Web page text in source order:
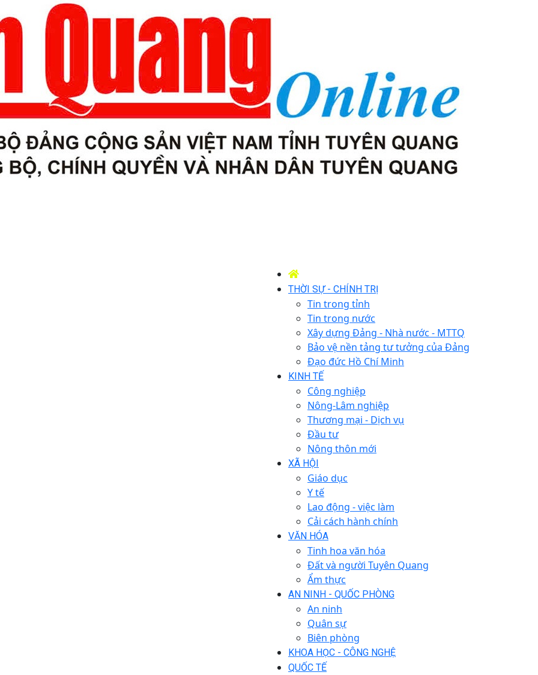
THỜI SỰ - CHÍNH TRỊ
Tin trong tỉnh
Tin trong nước
Xây dựng Đảng - Nhà nước - MTTQ
Bảo vệ nền tảng tư tưởng của Đảng
Đạo đức Hồ Chí Minh
KINH TẾ
Công nghiệp
Nông-Lâm nghiệp
Thương mại - Dịch vụ
Đầu tư
Nông thôn mới
XÃ HỘI
Giáo dục
Y tế
Lao động - việc làm
Cải cách hành chính
VĂN HÓA
Tinh hoa văn hóa
Đất và người Tuyên Quang
Ẩm thực
AN NINH - QUỐC PHÒNG
An ninh
Quân sự
Biên phòng
KHOA HỌC - CÔNG NGHỆ
QUỐC TẾ